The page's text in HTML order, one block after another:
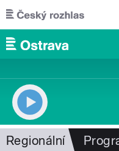
Přejít k hlavnímu obsahu
Regionální